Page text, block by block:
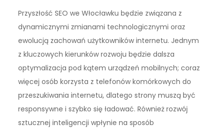
Przyszłość SEO we Włocławku będzie związana z
dynamicznymi zmianami technologicznymi oraz
ewolucją zachowań użytkowników internetu. Jednym
z kluczowych kierunków rozwoju będzie dalsza
optymalizacja pod kątem urządzeń mobilnych; coraz
więcej osób korzysta z telefonów komórkowych do
przeszukiwania internetu, dlatego strony muszą być
responsywne i szybko się ładować. Również rozwój
sztucznej inteligencji wpłynie na sposób